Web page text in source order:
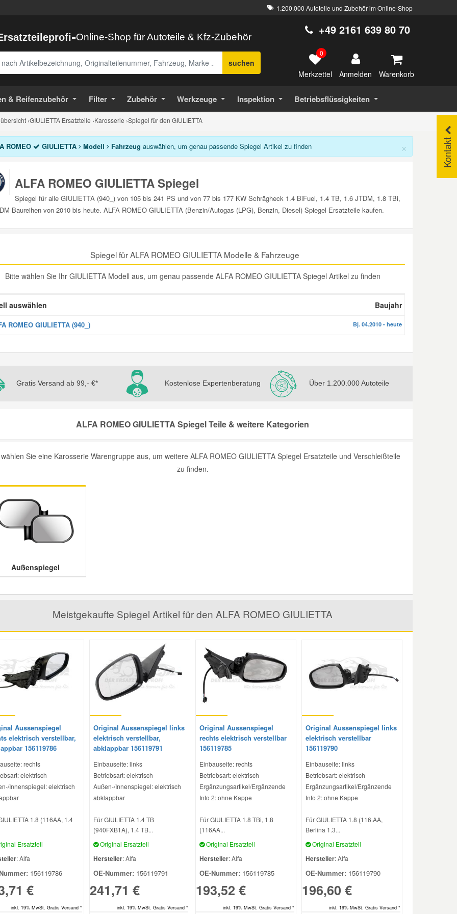
1.200.000 Autoteile und Zubehör im Online-Shop
-Online-Shop für Autoteile & Kfz-Zubehör
suchen
+49 2161 639 80 70
0
Merkzettel Anmelden Warenkorb
& Reifenzubehör Filter Zubehör Werkzeuge Inspektion Betriebsflüssigkeiten
›GIULIETTA Ersatzteile ›Karosserie ›Spiegel für den GIULIETTA
Kontakt
×
ROMEO GIULIETTA Modell Fahrzeug auswählen, um genau passende Spiegel Artikel zu finden
ALFA ROMEO GIULIETTA Spiegel
Spiegel für alle GIULIETTA (940_) von 105 bis 241 PS und von 77 bis 177 KW Schrägheck 1.4 BiFuel, 1.4 TB, 1.6 JTDM, 1.8 TBi,
Baureihen von 2010 bis heute. ALFA ROMEO GIULIETTA (Benzin/Autogas (LPG), Benzin, Diesel) Spiegel Ersatzteile kaufen.
Spiegel für ALFA ROMEO GIULIETTA Modelle & Fahrzeuge
Bitte wählen Sie Ihr GIULIETTA Modell aus, um genau passende ALFA ROMEO GIULIETTA Spiegel Artikel zu finden
auswählen Baujahr
ROMEO GIULIETTA (940_) Bj. 04.2010 - heute
Gratis Versand ab 99,- €* Kostenlose Expertenberatung Über 1.200.000 Autoteile
ALFA ROMEO GIULIETTA Spiegel Teile & weitere Kategorien
Sie eine Karosserie Warengruppe aus, um weitere ALFA ROMEO GIULIETTA Spiegel Ersatzteile und Verschleißteile
zu finden.
Außenspiegel
Meistgekaufte Spiegel Artikel für den ALFA ROMEO GIULIETTA
Aussenspiegel
elektrisch verstellbar,
156119786
rechts
elektrisch
Innenspiegel: elektrisch
1.8 (116AA, 1.4
Ersatzteil
: Alfa
156119786
€
inkl. 19% MwSt. Gratis Versand *
Original Aussenspiegel links
elektrisch verstellbar,
abklappbar 156119791
Einbauseite: links
Betriebsart: elektrisch
Außen-/Innenspiegel: elektrisch
abklappbar
Für GIULIETTA 1.4 TB
(940FXB1A), 1.4 TB...
Original Ersatzteil
Hersteller: Alfa
OE-Nummer: 156119791
241,71 €
inkl. 19% MwSt. Gratis Versand *
Original Aussenspiegel
rechts elektrisch verstellbar
156119785
Einbauseite: rechts
Betriebsart: elektrisch
Ergänzungsartikel/Ergänzende
Info 2: ohne Kappe
Für GIULIETTA 1.8 TBi, 1.8
(116AA...
Original Ersatzteil
Hersteller: Alfa
OE-Nummer: 156119785
193,52 €
inkl. 19% MwSt. Gratis Versand *
Original Aussenspiegel links
elektrisch verstellbar
156119790
Einbauseite: links
Betriebsart: elektrisch
Ergänzungsartikel/Ergänzende
Info 2: ohne Kappe
Für GIULIETTA 1.8 (116.AA,
Berlina 1.3...
Original Ersatzteil
Hersteller: Alfa
OE-Nummer: 156119790
196,60 €
inkl. 19% MwSt. Gratis Versand *